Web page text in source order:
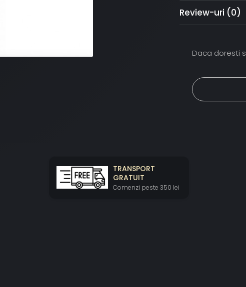
Review-uri (0)
Daca doresti
TRANSPORT
GRATUIT
Comenzi peste 350 lei